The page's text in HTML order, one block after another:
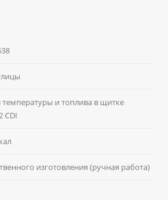
температуры и топлива в щитке
CDI
изготовления (ручная работа)